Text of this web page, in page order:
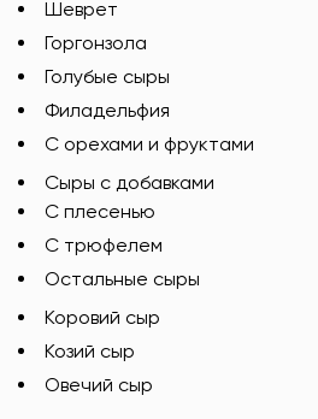
Шеврет
Горгонзола
Голубые сыры
Филадельфия
С орехами и фруктами
Сыры с добавками
C плесенью
С трюфелем
Остальные сыры
Коровий сыр
Козий сыр
Овечий сыр